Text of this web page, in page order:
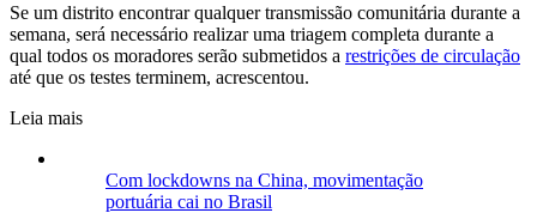
Se um distrito encontrar qualquer transmissão comunitária durante a
semana, será necessário realizar uma triagem completa durante a
qual todos os moradores serão submetidos a restrições de circulação
até que os testes terminem, acrescentou.
Leia mais
Com lockdowns na China, movimentação
portuária cai no Brasil